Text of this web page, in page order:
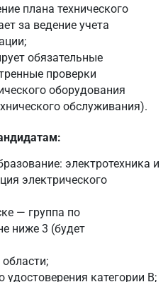
плана технического
за ведение учета
обязательные
проверки
оборудования
обслуживания).
электротехника и
электрического
— группа по
ниже 3 (будет
удостоверения категории B;